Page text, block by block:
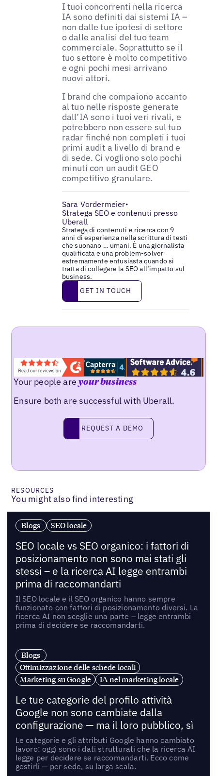
I tuoi concorrenti nella ricerca
IA sono definiti dai sistemi IA –
non dalle tue ipotesi di settore
o dalle analisi del tuo team
commerciale. Soprattutto se il
tuo settore è molto competitivo
e ogni pochi mesi arrivano
nuovi attori.
I brand che compaiono accanto
al tuo nelle risposte generate
dall’IA sono i tuoi veri rivali, e
potrebbero non essere sul tuo
radar finché non completi i tuoi
primi audit a livello di brand e
di sede. Ci vogliono solo pochi
minuti con un audit GEO
competitivo granulare.
Sara Vordermeier•
Stratega SEO e contenuti presso
Uberall
Stratega di contenuti e ricerca con 9
anni di esperienza nella scrittura di testi
che suonano … umani. È una giornalista
qualificata e una problem-solver
estremamente entusiasta quando si
tratta di collegare la SEO all’impatto sul
business.
Get in touch
GET IN TOUCH
Your people areyour business
Ensure both are successful with Uberall.
Request a demo
REQUEST A DEMO
RESOURCES
You might also find interesting
Blogs SEO locale
SEO locale vs SEO organico: i fattori di
posizionamento non sono mai stati gli
stessi – e la ricerca AI legge entrambi
prima di raccomandarti
Il SEO locale e il SEO organico hanno sempre
funzionato con fattori di posizionamento diversi. La
ricerca AI non sceglie una parte – legge entrambi
prima di decidere se raccomandarti.
Blogs
Ottimizzazione delle schede locali
Marketing su Google
IA nel marketing locale
Le tue categorie del profilo attività
Google non sono cambiate dalla
configurazione — ma il loro pubblico, sì
Le categorie e gli attributi Google hanno cambiato
lavoro: oggi sono i dati strutturati che la ricerca AI
legge per decidere se raccomandarti. Ecco come
gestirli — per sede, su larga scala.